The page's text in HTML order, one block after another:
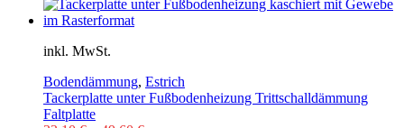
inkl. MwSt.
Bodendämmung, Estrich
Tackerplatte unter Fußbodenheizung Trittschalldämmung
Faltplatte